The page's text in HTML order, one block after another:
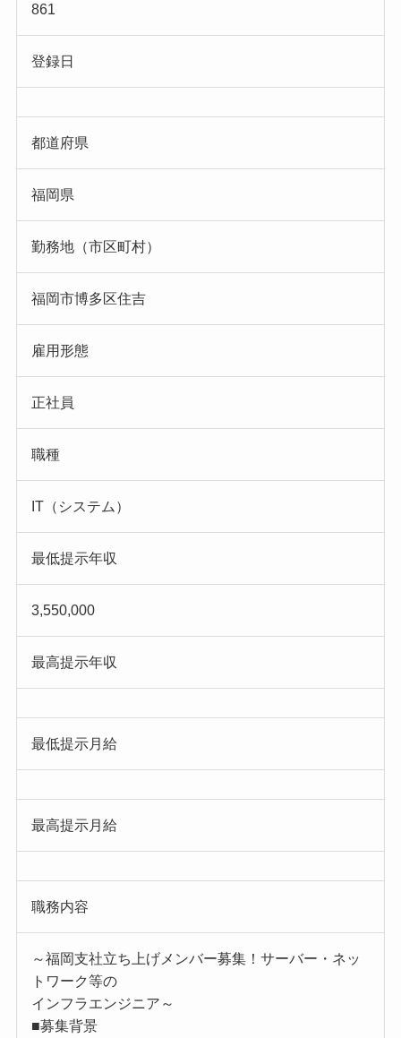
861
登録日
都道府県
福岡県
勤務地（市区町村）
福岡市博多区住吉
雇用形態
正社員
職種
IT（システム）
最低提示年収
3,550,000
最高提示年収
最低提示月給
最高提示月給
職務内容
～福岡支社立ち上げメンバー募集！サーバー・ネッ
トワーク等の
インフラエンジニア～
■募集背景